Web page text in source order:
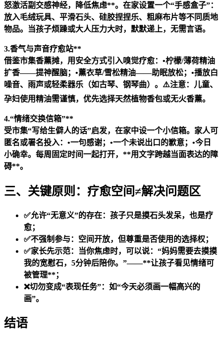
怒激活副交感神经，降低焦虑**。在家设置一个“手感盒子”：
放入毛绒玩具、平滑石头、硅胶捏捏乐、粗麻布片等不同质地
物品。当孩子烦躁或大人压力大时，默默递上，无需言语。
3.香气与声音疗愈站**
借鉴市集香薰摊，用安全方式引入嗅觉疗愈：•柠檬/薄荷精油
扩香——提神醒脑；•薰衣草/雪松精油——助眠放松；•播放白
噪音、雨声或轻柔器乐（如古琴、钢琴曲）。⚠️注意：儿童、
孕妇使用精油需谨慎，优先选择天然植物香包或无火香薰。
4.“情绪交换信箱”**
受市集“写给生僻人的话”启发，在家中设一个小信箱。家人可
匿名或署名投入：•一句感谢；•一个未说出口的歉意；•今日
小确幸。每周固定时间一起打开，**用文字跨越当面表达的障
碍**。
三、关键原则：疗愈空间≠解决问题区
✅允许“无意义”的存在：孩子只是摸石头发呆，也是疗
愈；
✅不强制参与：空间开放，但尊重是否使用的选择权；
✅家长先示范：当你焦虑时，可以说：“妈妈需要去摸摸
我的宽慰石，5分钟后陪你。”——**让孩子看见情绪可
被管理**；
❌切勿变成“表现任务”：如“今天必须画一幅高兴的
画”。
结语